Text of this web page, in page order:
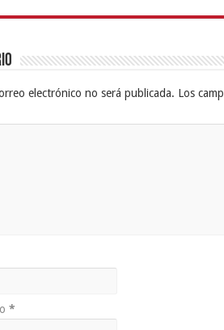
electrónico no será publicada. Los
*